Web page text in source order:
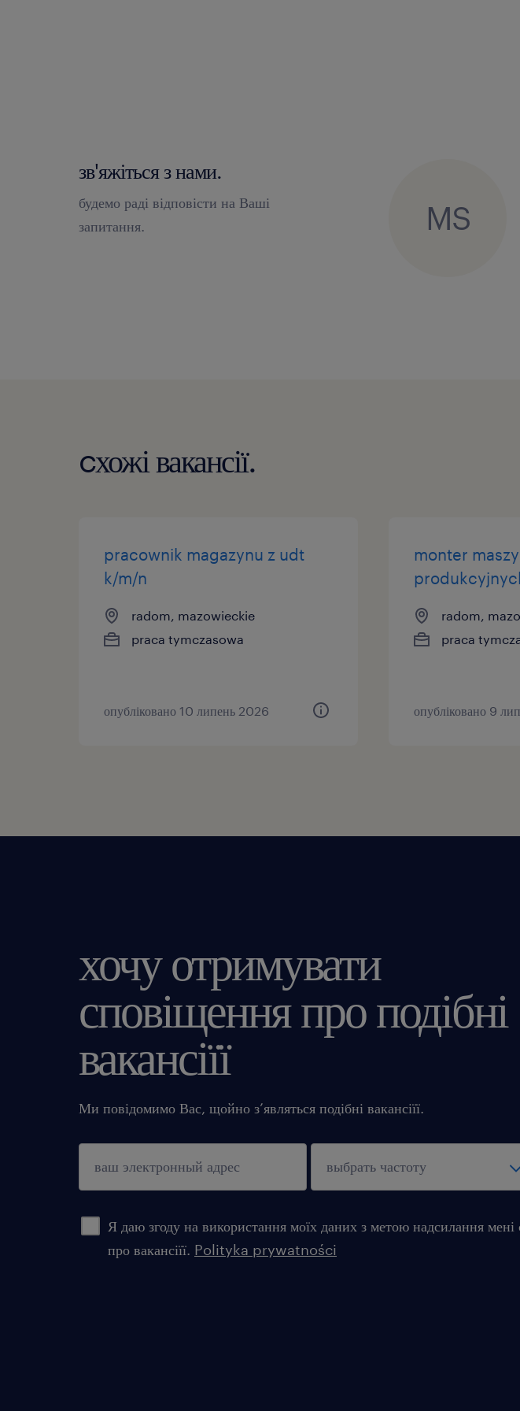
Agencja
ta oferta
зв'яжіться з нами.
будемо раді відповісти на Ваші
запитання.
MS
cхожі вакансії.
pracownik magazynu z udt
k/m/n
radom, mazowieckie
praca tymczasowa
опубліковано 10 липень 2026
monter
radom,
praca
опубліковано 9
хочу отримувати
сповіщення про подібні
вакансіїї
Ми повідомимо Вас, щойно з’являться подібні вакансіїї.
Я даю згоду на використання моїх даних з метою надсилання мені
про вакансіїї. Polityka prywatności
підтверджувати